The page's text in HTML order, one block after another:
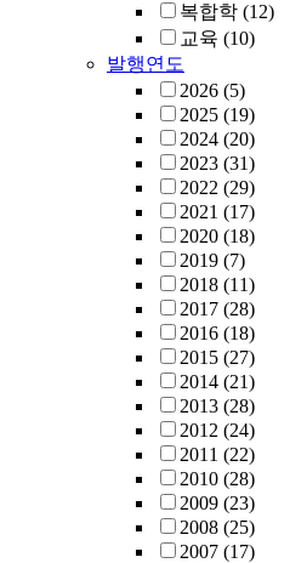
복합학 (12)
교육 (10)
발행연도
2026 (5)
2025 (19)
2024 (20)
2023 (31)
2022 (29)
2021 (17)
2020 (18)
2019 (7)
2018 (11)
2017 (28)
2016 (18)
2015 (27)
2014 (21)
2013 (28)
2012 (24)
2011 (22)
2010 (28)
2009 (23)
2008 (25)
2007 (17)